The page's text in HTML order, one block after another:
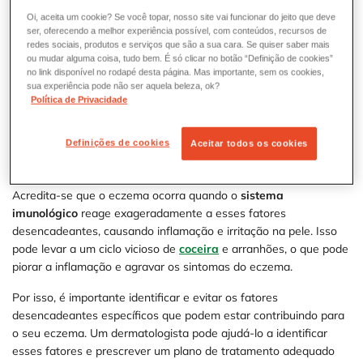
combinação de fatores genéticos e ambientais. Pessoas com
histórico familiarde eczema, asma oualergiastêm maior
probabilidade de desenvolver a condição.
Além disso, o eczema pode ser desencadeado por váriosfatores
ambientais, como irritantes na pele, como sabonetes,
e pelos de animais; mudanças climáticas, como frio extremo ou
calor intenso; estresse emocional; infecções bacterianas ou
Acredita-se que o eczema ocorra quando o sistema
imunológico reage exageradamente a esses fatores
desencadeantes, causando inflamação e irritação na pele. Isso
pode levar a um ciclo vicioso de coceira e arranhões, o que pode
piorar a inflamação e agravar os sintomas do eczema.
Por isso, é importante identificar e evitar os fatores
desencadeantes específicos que podem estar contribuindo para
o seu eczema. Um dermatologista pode ajudá-lo a identificar
esses fatores e prescrever um plano de tratamento adequado
Oi, aceita um cookie? Se você topar, nosso site vai funcionar do jeito que deve
ser, oferecendo a melhor experiência possível, com conteúdos, recursos de
redes sociais, produtos e serviços que são a sua cara. Se quiser saber mais
ou mudar alguma coisa, tudo bem. É só clicar no botão “Definição de cookies”
no link disponível no rodapé desta página. Mas importante, sem os cookies,
sua experiência pode não ser aquela beleza, ok?
Política de Privacidade
Definições de cookies Aceitar todos os cookies